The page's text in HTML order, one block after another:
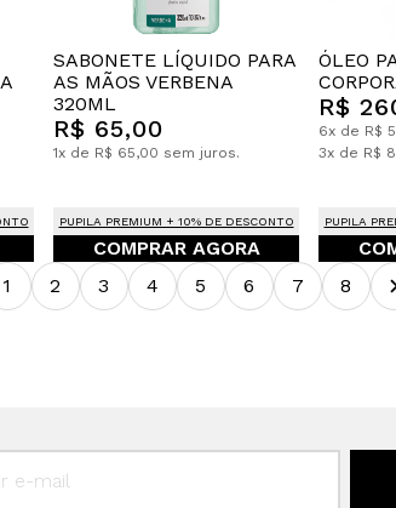
SABONETE LÍQUIDO PARA
AS MÃOS VERBENA
320ML
R$ 65,00
1x de R$ 65,00 sem juros.
PUPILA PREMIUM + 10% DE DESCONTO
COMPRAR AGORA
ÓLEO
R$
6x de R$
3x de R$
PUPILA
1
2 3 4 5 6 7 8